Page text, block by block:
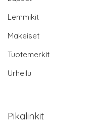
Lemmikit
Makeiset
Tuotemerkit
Urheilu
Pikalinkit